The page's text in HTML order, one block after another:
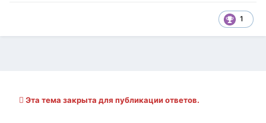
1
Эта тема закрыта для публикации ответов.